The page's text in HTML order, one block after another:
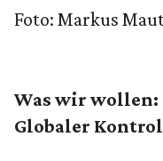
Foto: Markus
Was wir wollen:
Globaler